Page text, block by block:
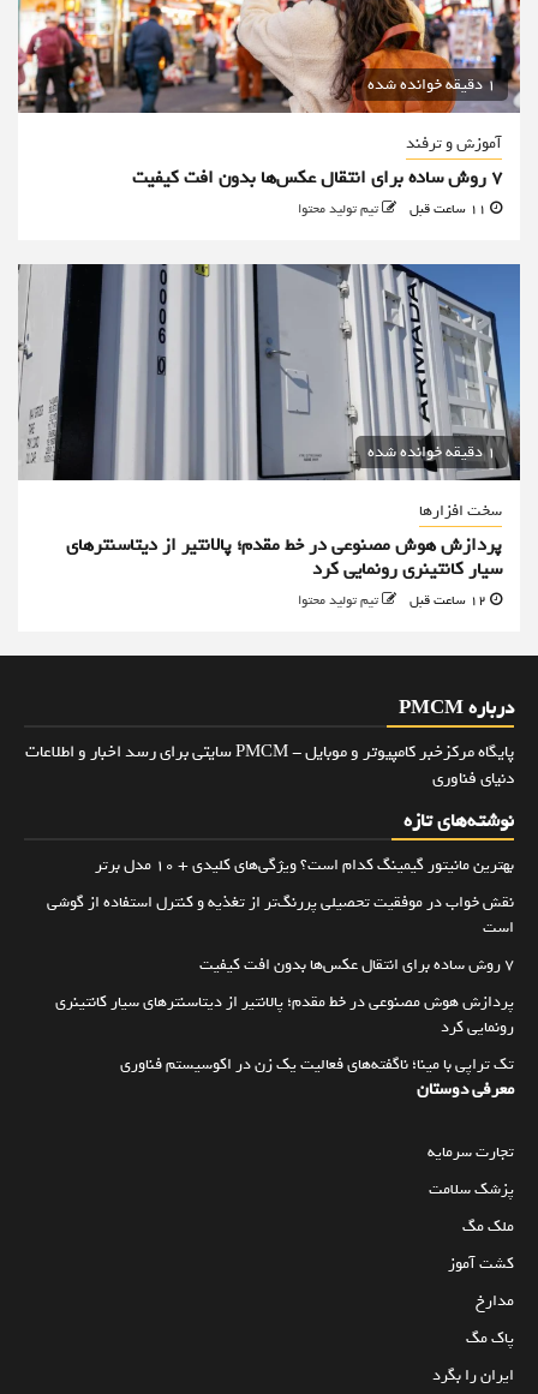
1 دقیقه خوانده شده
آموزش و ترفند
۷ روش ساده برای انتقال عکس‌ها بدون افت کیفیت
تیم تولید محتوا
1 دقیقه خوانده شده
سخت افزارها
پردازش هوش مصنوعی در خط مقدم؛ پالانتیر از دیتاسنترهای
سیار کانتینری رونمایی کرد
تیم تولید محتوا
درباره PMCM
پایگاه مرکزخبر کامپیوتر و موبایل - PMCM سایتی برای رسد اخبار و اطلاعات
دنیای فناوری
نوشته‌های تازه
بهترین مانیتور گیمینگ کدام است؟ ویژگی‌های کلیدی + 10 مدل برتر
نقش خواب در موفقیت تحصیلی پررنگ‌تر از تغذیه و کنترل استفاده از گوشی
است
۷ روش ساده برای انتقال عکس‌ها بدون افت کیفیت
پردازش هوش مصنوعی در خط مقدم؛ پالانتیر از دیتاسنترهای سیار کانتینری
رونمایی کرد
تک تراپی با مینا؛ ناگفته‌های فعالیت یک زن در اکوسیستم فناوری
معرفی دوستان
تجارت سرمایه
پزشک سلامت
ملک مگ
کشت آموز
مدارخ
پاک مگ
ایران را بگرد